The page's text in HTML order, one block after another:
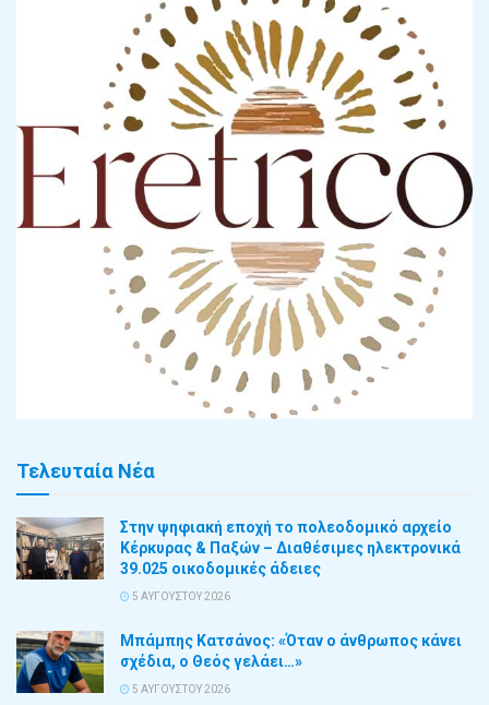
Τελευταία Νέα
Στην ψηφιακή εποχή το πολεοδομικό αρχείο
Κέρκυρας & Παξών – Διαθέσιμες ηλεκτρονικά
39.025 οικοδομικές άδειες
5 ΑΥΓΟΎΣΤΟΥ 2026
Μπάμπης Κατσάνος: «Όταν ο άνθρωπος κάνει
σχέδια, ο Θεός γελάει…»
5 ΑΥΓΟΎΣΤΟΥ 2026